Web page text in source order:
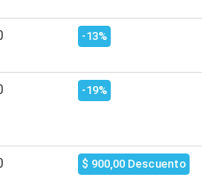
-13%
-19%
$ 900,00 Descuento